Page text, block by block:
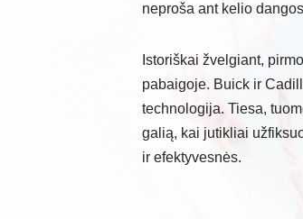
neproša ant kelio
Istoriškai žvelgiant,
pabaigoje. Buick ir
technologija. Tiesa,
galią, kai jutikliai
ir efektyvesnės.